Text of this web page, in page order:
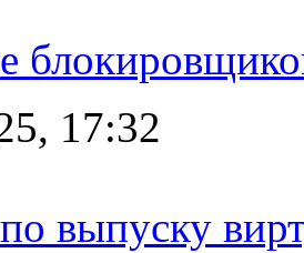
17:32
выпуску